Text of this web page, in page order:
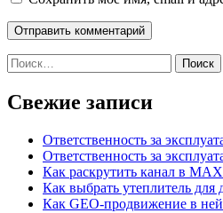
Найти:
Свежие записи
Ответственность за
Ответственность за
Как раскрутить канал в
Как выбрать утеплитель
Как GEO‑продвижение в